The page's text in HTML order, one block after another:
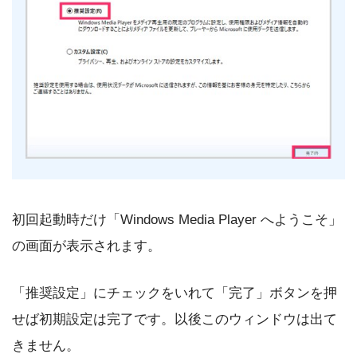
初回起動時だけ「Windows Media Player へようこそ」
の画面が表示されます。
「推奨設定」にチェックをいれて「完了」ボタンを押
せば初期設定は完了です。以後このウィンドウは出て
きません。